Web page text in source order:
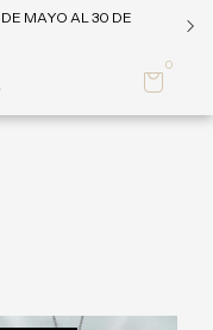
MAYO AL 30 DE
0